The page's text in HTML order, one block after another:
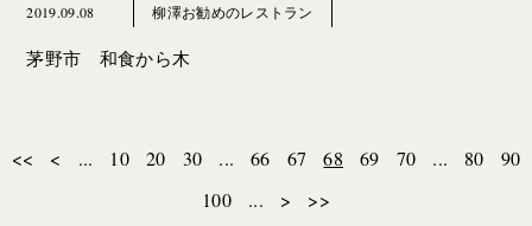
2019.09.08 柳澤お勧めのレストラン
茅野市 和食から木
<< < ... 10 20 30 ... 66 67 68 69 70 ... 80
90
100
... > >>